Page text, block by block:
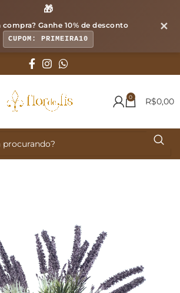
🎁
compra? Ganhe 10% de desconto
CUPOM: PRIMEIRA10
✕
0 R$0,00